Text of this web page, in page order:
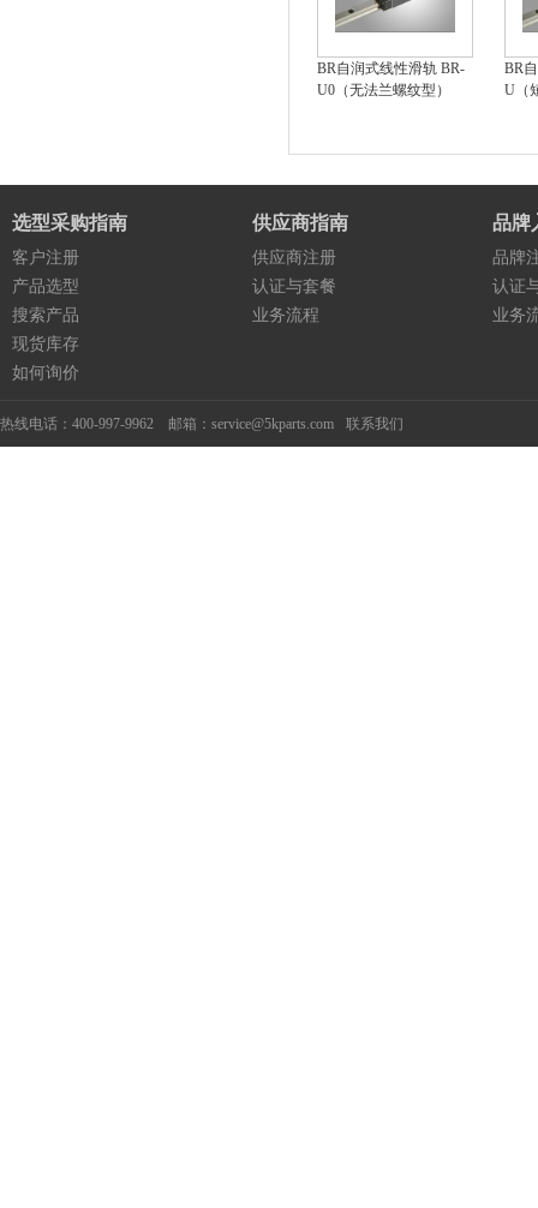
BR自润式线性滑轨 BR-
U0（无法兰螺纹型）
BR
U（
选型采购指南
客户注册
产品选型
搜索产品
现货库存
如何询价
供应商指南
供应商注册
认证与套餐
业务流程
品牌
品牌
认证
业务
热线电话：400-997-9962 邮箱：service@5kparts.com 联系我们